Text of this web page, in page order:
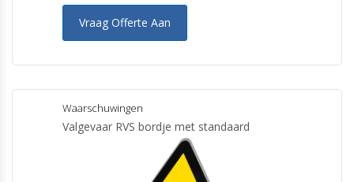
Vraag Offerte Aan
Waarschuwingen
Valgevaar RVS bordje met standaard